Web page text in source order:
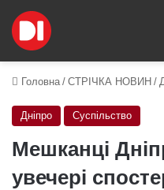
Головна / СТРІЧКА НОВИН /
Дніпро Суспільство
Мешканці
увечері